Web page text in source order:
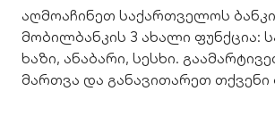
აღმოაჩინეთ საქართველოს
მობილბანკის 3 ახალი ფუნქცია:
ხაზი, ანაბარი, სესხი.
მართვა და განავითარეთ თქვენი